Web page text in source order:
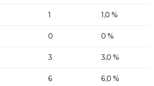
1 1,0 %
0 0 %
3 3,0 %
6 6,0 %